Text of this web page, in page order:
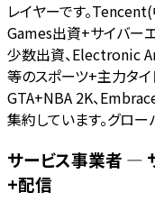
レイヤーです。
Games出資+サイバー
少数出資、Electronic
等のスポーツ+主力タ
GTA+NBA 2K、
集約しています。グロ
サービス事業者 —
+配信